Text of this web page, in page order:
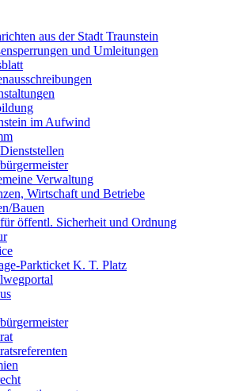
aus der Stadt Traunstein
und Umleitungen
im Aufwind
Verwaltung
Wirtschaft und Betriebe
Bauen
öffentl. Sicherheit und Ordnung
Parkticket K. T. Platz